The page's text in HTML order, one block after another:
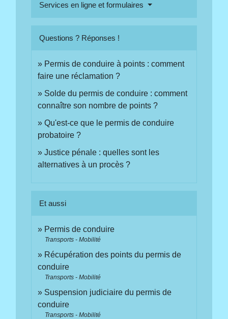
Services en ligne et formulaires
Questions ? Réponses !
Permis de conduire à points : comment
faire une réclamation ?
Solde du permis de conduire : comment
connaître son nombre de points ?
Qu'est-ce que le permis de conduire
probatoire ?
Justice pénale : quelles sont les
alternatives à un procès ?
Et aussi
Permis de conduire
Transports - Mobilité
Récupération des points du permis de
conduire
Transports - Mobilité
Suspension judiciaire du permis de
conduire
Transports - Mobilité